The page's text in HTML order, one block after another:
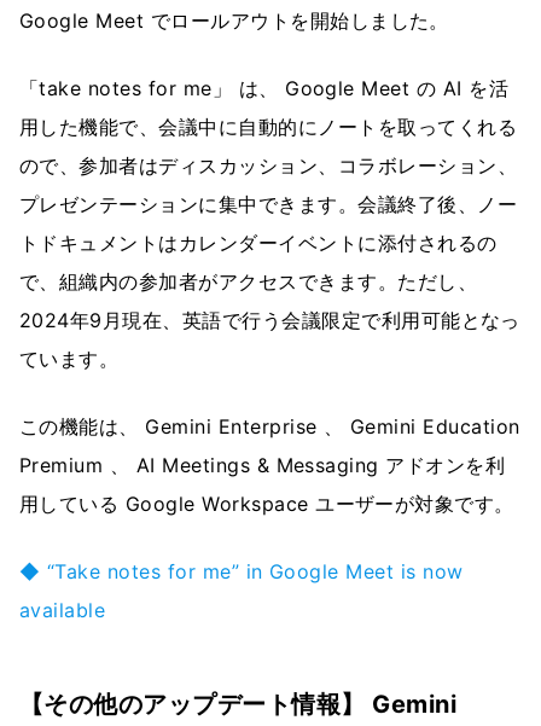
Google Meet でロールアウトを開始しました。
「take notes for me」 は、 Google Meet の AI を活
用した機能で、会議中に自動的にノートを取ってくれる
ので、参加者はディスカッション、コラボレーション、
プレゼンテーションに集中できます。会議終了後、ノー
トドキュメントはカレンダーイベントに添付されるの
で、組織内の参加者がアクセスできます。ただし、
2024年9月現在、英語で行う会議限定で利用可能となっ
ています。
この機能は、 Gemini Enterprise 、 Gemini Education
Premium 、 AI Meetings & Messaging アドオンを利
用している Google Workspace ユーザーが対象です。
◆ “Take notes for me” in Google Meet is now
available
【その他のアップデート情報】 Gemini